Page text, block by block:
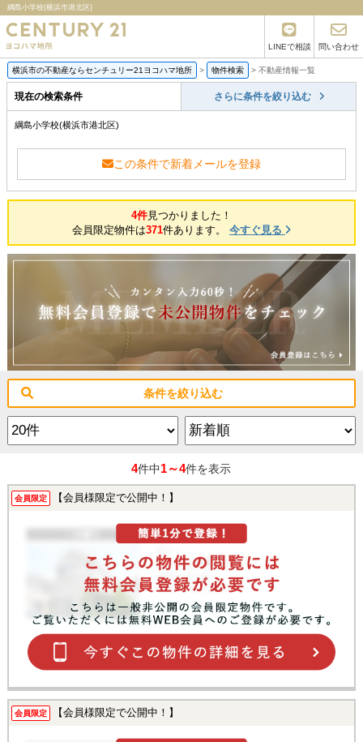
綱島小学校(横浜市港北区)
LINEで相談 問い合わせ
横浜市の不動産ならセンチュリー21ヨコハマ地所 > 物件検索 > 不動産情報一覧
現在の検索条件 さらに条件を絞り込む
綱島小学校(横浜市港北区)
この条件で新着メールを登録
4件見つかりました！
会員限定物件は371件あります。 今すぐ見る
条件を絞り込む
4件中1～4件を表示
会員限定 【会員様限定で公開中！】
会員限定 【会員様限定で公開中！】